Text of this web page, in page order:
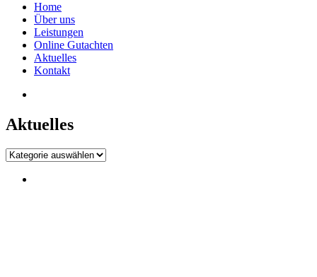
Home
Über uns
Leistungen
Online Gutachten
Aktuelles
Kontakt
Aktuelles